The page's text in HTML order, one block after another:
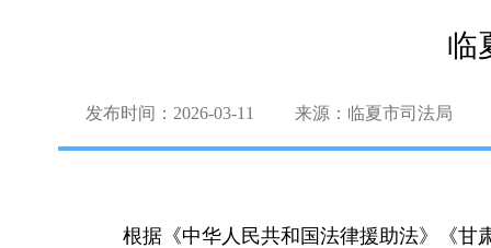
临
发布时间：2026-03-11 来源：临夏市司法局
根据《中华人民共和国法律援助法》《甘